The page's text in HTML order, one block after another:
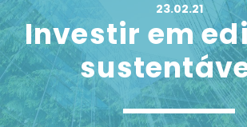
23.02.21
Investir em